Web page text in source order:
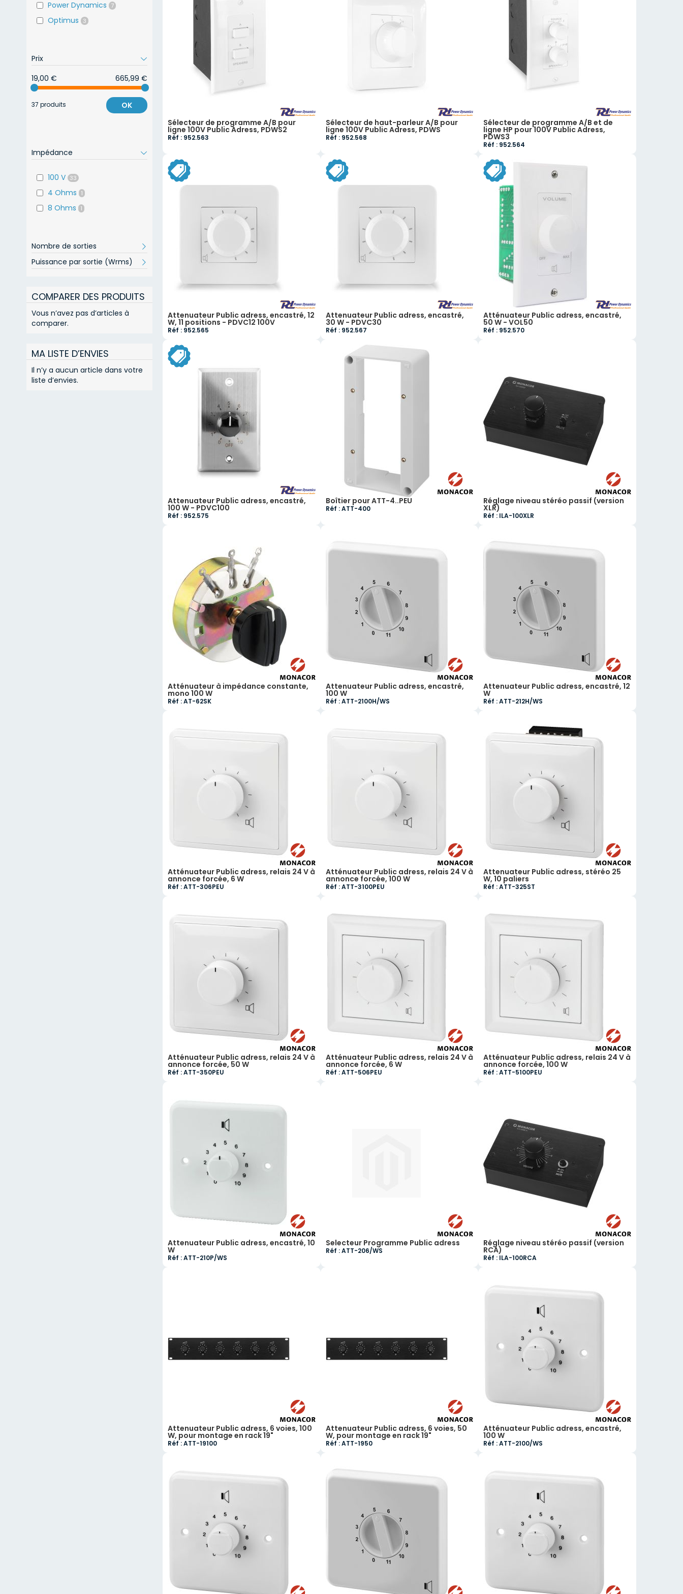
Sélecteur de programme A/B pour
ligne 100V Public Adress, PDWS2
Réf : 952.563
Sélecteur de haut-parleur A/B pour
ligne 100V Public Adress, PDWS
Réf : 952.568
Sélecteur de programme A/B et de
ligne HP pour 100V Public Adress,
PDWS3
Réf : 952.564
Attenuateur Public adress, encastré, 12
W, 11 positions - PDVC12 100V
Réf : 952.565
Attenuateur Public adress, encastré,
30 W - PDVC30
Réf : 952.567
Atténuateur Public adress, encastré,
50 W - VOL50
Réf : 952.570
Attenuateur Public adress, encastré,
100 W - PDVC100
Réf : 952.575
Boîtier pour ATT-4..PEU
Réf : ATT-400
Réglage niveau stéréo passif (version
XLR)
Réf : ILA-100XLR
Atténuateur à impédance constante,
mono 100 W
Réf : AT-62SK
Attenuateur Public adress, encastré,
100 W
Réf : ATT-2100H/WS
Attenuateur Public adress, encastré, 12
W
Réf : ATT-212H/WS
Atténuateur Public adress, relais 24 V à
annonce forcée, 6 W
Réf : ATT-306PEU
Atténuateur Public adress, relais 24 V à
annonce forcée, 100 W
Réf : ATT-3100PEU
Attenuateur Public adress, stéréo 25
W, 10 paliers
Réf : ATT-325ST
Atténuateur Public adress, relais 24 V à
annonce forcée, 50 W
Réf : ATT-350PEU
Atténuateur Public adress, relais 24 V à
annonce forcée, 6 W
Réf : ATT-506PEU
Atténuateur Public adress, relais 24 V à
annonce forcée, 100 W
Réf : ATT-5100PEU
Attenuateur Public adress, encastré, 10
W
Réf : ATT-210P/WS
Selecteur Programme Public adress
Réf : ATT-206/WS
Réglage niveau stéréo passif (version
RCA)
Réf : ILA-100RCA
Attenuateur Public adress, 6 voies, 100
W, pour montage en rack 19"
Réf : ATT-19100
Attenuateur Public adress, 6 voies, 50
W, pour montage en rack 19"
Réf : ATT-1950
Atténuateur Public adress, encastré,
100 W
Réf : ATT-2100/WS
Power Dynamics 7
Optimus 3
Prix
19,00 €
665,99 €
37 produits OK
Impédance
100 V 33
4 Ohms 1
8 Ohms 1
Nombre de sorties
Puissance par sortie (Wrms)
COMPARER DES PRODUITS
Vous n’avez pas d’articles à
comparer.
MA LISTE D’ENVIES
Il n’y a aucun article dans votre
liste d’envies.